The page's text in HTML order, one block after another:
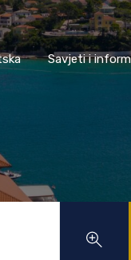
Hrvatska Savjeti i
Savjeti i